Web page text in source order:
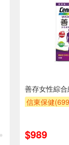
善存女性綜
信東保健
$989